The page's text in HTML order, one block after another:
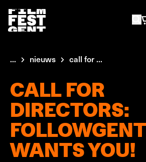
... nieuws call for ...
CALL FOR
DIRECTORS:
FOLLOWGENT
WANTS YOU!